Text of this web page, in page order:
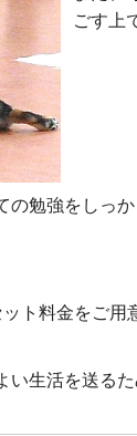
ごす上
勉強をしっ
ト料金をご用
生活を送る